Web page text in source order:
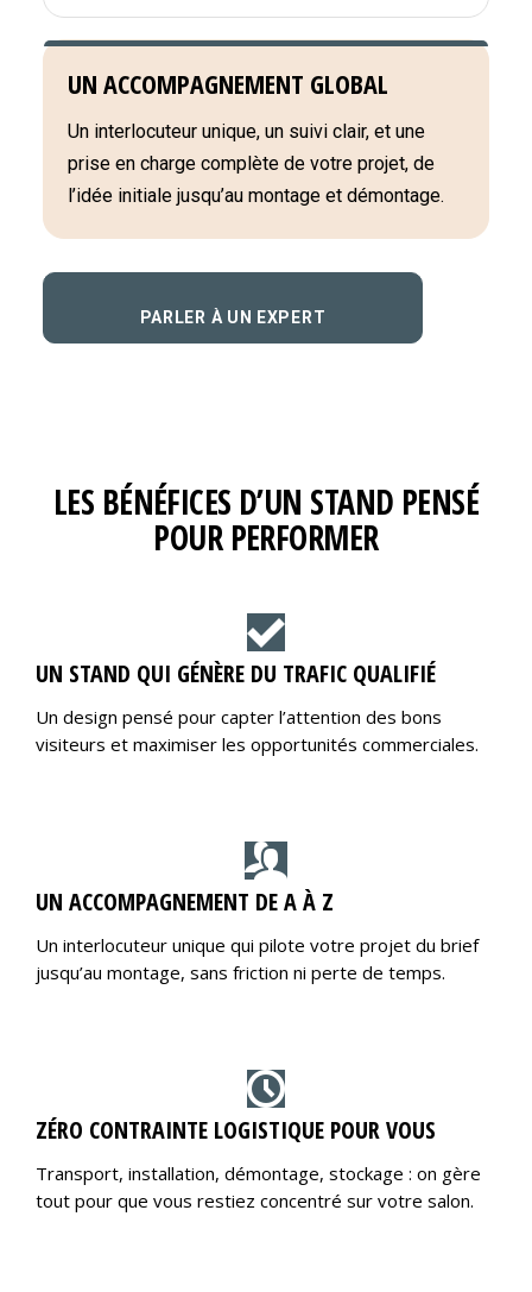
UN ACCOMPAGNEMENT GLOBAL
Un interlocuteur unique, un suivi clair, et une
prise en charge complète de votre projet, de
l’idée initiale jusqu’au montage et démontage.
PARLER À UN EXPERT
LES BÉNÉFICES D’UN STAND PENSÉ
POUR PERFORMER
UN STAND QUI GÉNÈRE DU TRAFIC QUALIFIÉ
Un design pensé pour capter l’attention des bons
visiteurs et maximiser les opportunités commerciales.
UN ACCOMPAGNEMENT DE A À Z
Un interlocuteur unique qui pilote votre projet du brief
jusqu’au montage, sans friction ni perte de temps.
ZÉRO CONTRAINTE LOGISTIQUE POUR VOUS
Transport, installation, démontage, stockage : on gère
tout pour que vous restiez concentré sur votre salon.